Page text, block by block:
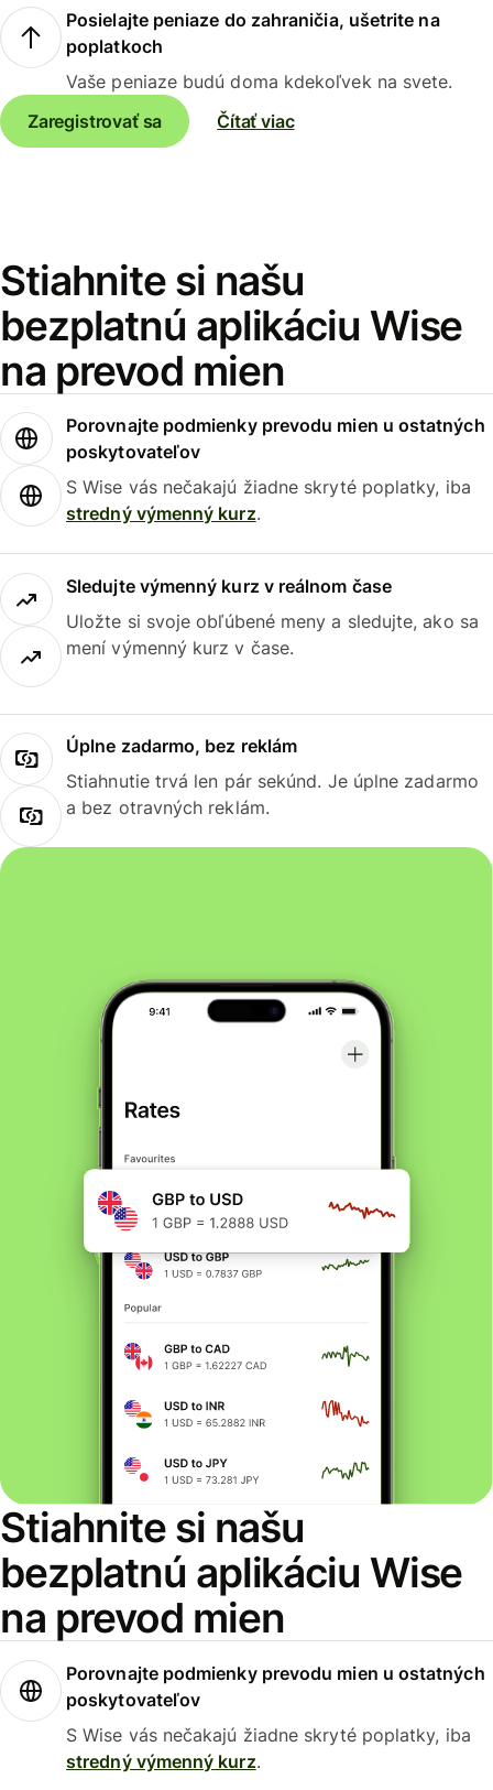
Posielajte peniaze do zahraničia, ušetrite na
poplatkoch
Vaše peniaze budú doma kdekoľvek na svete.
Zaregistrovať sa
Čítať viac
Stiahnite si našu
bezplatnú aplikáciu Wise
na prevod mien
Porovnajte podmienky prevodu mien u ostatných
poskytovateľov
S Wise vás nečakajú žiadne skryté poplatky, iba
stredný výmenný kurz.
Sledujte výmenný kurz v reálnom čase
Uložte si svoje obľúbené meny a sledujte, ako sa
mení výmenný kurz v čase.
Úplne zadarmo, bez reklám
Stiahnutie trvá len pár sekúnd. Je úplne zadarmo
a bez otravných reklám.
Stiahnite si našu
bezplatnú aplikáciu Wise
na prevod mien
Porovnajte podmienky prevodu mien u ostatných
poskytovateľov
S Wise vás nečakajú žiadne skryté poplatky, iba
stredný výmenný kurz.